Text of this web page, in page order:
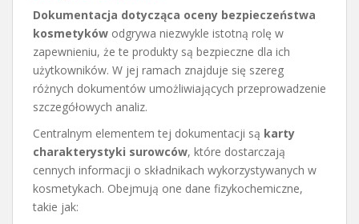
Dokumentacja dotycząca oceny bezpieczeństwa
kosmetyków odgrywa niezwykle istotną rolę w
zapewnieniu, że te produkty są bezpieczne dla ich
użytkowników. W jej ramach znajduje się szereg
różnych dokumentów umożliwiających przeprowadzenie
szczegółowych analiz.
Centralnym elementem tej dokumentacji są karty
charakterystyki surowców, które dostarczają
cennych informacji o składnikach wykorzystywanych w
kosmetykach. Obejmują one dane fizykochemiczne,
takie jak: